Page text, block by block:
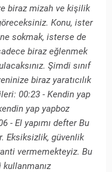
biraz mizah ve kişilik
Konu, ister
sokmak, isterse de
biraz eğlenmek
Şimdi sınıf
biraz yaratıcılık
00:23 - Kendin yap
yap yapboz
- El yapımı defter Bu
Eksiksizlik, güvenlik
vermemekteyiz. Bu